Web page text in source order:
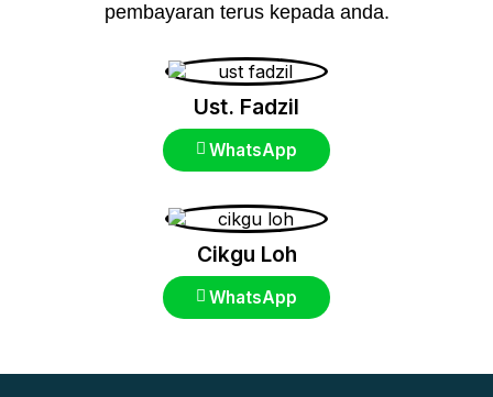
pembayaran terus kepada anda.
Ust. Fadzil
WhatsApp
Cikgu Loh
WhatsApp